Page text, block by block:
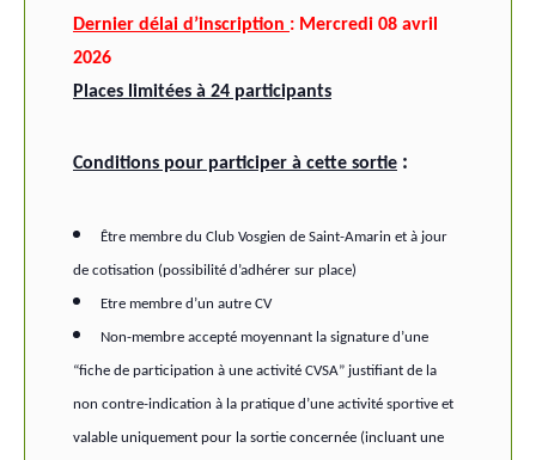
Dernier délai d’inscription : Mercredi 08 avril
2026
Places limitées à 24 participants
Conditions pour participer à cette sortie :
Être membre du Club Vosgien de Saint-Amarin et à jour
de cotisation (possibilité d’adhérer sur place)
Etre membre d’un autre CV
Non-membre accepté moyennant la signature d’une
“fiche de participation à une activité CVSA” justifiant de la
non contre-indication à la pratique d’une activité sportive et
valable uniquement pour la sortie concernée (incluant une